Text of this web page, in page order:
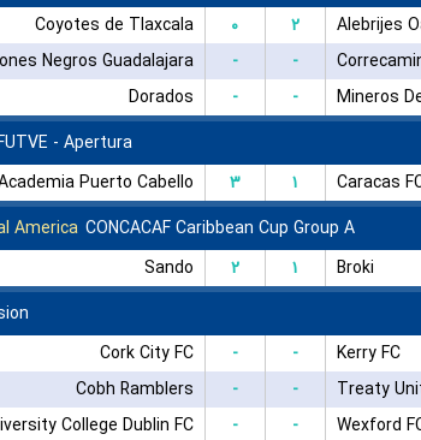
Coyotes de Tlaxcala
۰ ۲ Alebrijes
Negros Guadalajara
- -
Dorados
- - Mineros
- Apertura
Puerto Cabello
۳ ۱ Caracas
America CONCACAF Caribbean Cup Group A
Sando
۲ ۱ Broki
Cork City FC
- - Kerry FC
Cobh Ramblers
- - Treaty
College Dublin FC
- - Wexford